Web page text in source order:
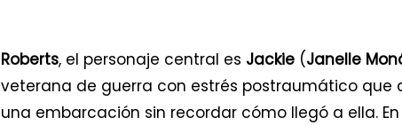
Roberts, el personaje central es Jackie(Janelle
veterana de guerra con estrés postraumático que
una embarcación sin recordar cómo llegó a ella. En